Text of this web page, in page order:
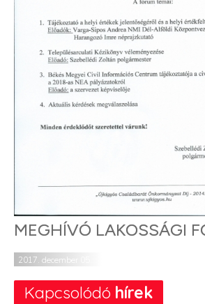
MEGHÍVÓ LAKOSSÁGI
2017. december 05.
Kapcsolódó hírek